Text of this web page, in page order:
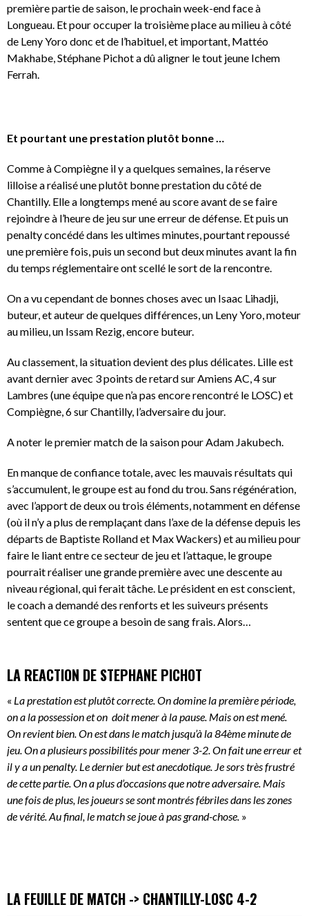
première partie de saison, le prochain week-end face à
Longueau. Et pour occuper la troisième place au milieu à côté
de Leny Yoro donc et de l’habituel, et important, Mattéo
Makhabe, Stéphane Pichot a dû aligner le tout jeune Ichem
Ferrah.
Et pourtant une prestation plutôt bonne …
Comme à Compiègne il y a quelques semaines, la réserve
lilloise a réalisé une plutôt bonne prestation du côté de
Chantilly. Elle a longtemps mené au score avant de se faire
rejoindre à l’heure de jeu sur une erreur de défense. Et puis un
penalty concédé dans les ultimes minutes, pourtant repoussé
une première fois, puis un second but deux minutes avant la fin
du temps réglementaire ont scellé le sort de la rencontre.
On a vu cependant de bonnes choses avec un Isaac Lihadji,
buteur, et auteur de quelques différences, un Leny Yoro, moteur
au milieu, un Issam Rezig, encore buteur.
Au classement, la situation devient des plus délicates. Lille est
avant dernier avec 3 points de retard sur Amiens AC, 4 sur
Lambres (une équipe que n’a pas encore rencontré le LOSC) et
Compiègne, 6 sur Chantilly, l’adversaire du jour.
A noter le premier match de la saison pour Adam Jakubech.
En manque de confiance totale, avec les mauvais résultats qui
s’accumulent, le groupe est au fond du trou. Sans régénération,
avec l’apport de deux ou trois éléments, notamment en défense
(où il n’y a plus de remplaçant dans l’axe de la défense depuis les
départs de Baptiste Rolland et Max Wackers) et au milieu pour
faire le liant entre ce secteur de jeu et l’attaque, le groupe
pourrait réaliser une grande première avec une descente au
niveau régional, qui ferait tâche. Le président en est conscient,
le coach a demandé des renforts et les suiveurs présents
sentent que ce groupe a besoin de sang frais. Alors…
LA REACTION DE STEPHANE PICHOT
« La prestation est plutôt correcte. On domine la première période,
on a la possession et on doit mener à la pause. Mais on est mené.
On revient bien. On est dans le match jusqu’à la 84ème minute de
jeu. On a plusieurs possibilités pour mener 3-2. On fait une erreur et
il y a un penalty. Le dernier but est anecdotique. Je sors très frustré
de cette partie. On a plus d’occasions que notre adversaire. Mais
une fois de plus, les joueurs se sont montrés fébriles dans les zones
de vérité. Au final, le match se joue à pas grand-chose. »
LA FEUILLE DE MATCH -> CHANTILLY-LOSC 4-2